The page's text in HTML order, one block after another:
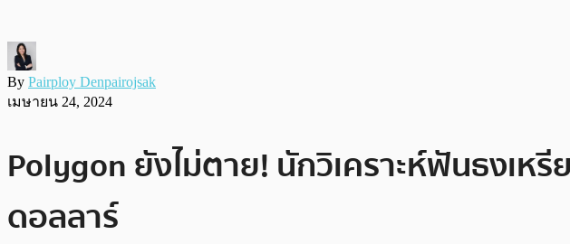
By Pairploy Denpairojsak
เมษายน 24, 2024
Polygon ยังไม่ตาย! นักวิเคราะห์ฟันธงเห
ดอลลาร์